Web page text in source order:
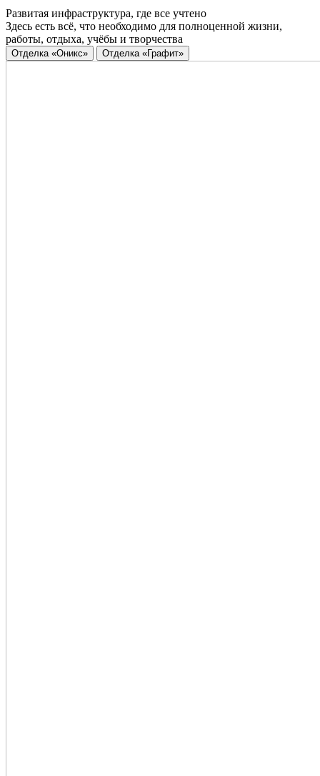
Развитая инфраструктура, где все учтено
Здесь есть всё, что необходимо для полноценной жизни,
работы, отдыха, учёбы и творчества
Отделка «Оникс» Отделка «Графит»